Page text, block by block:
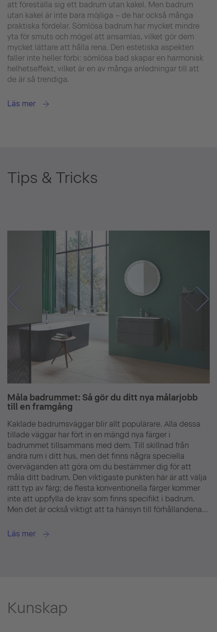
att föreställa sig ett badrum utan kakel. Men badrum
utan kakel är inte bara möjliga – de har också många
praktiska fördelar. Sömlösa badrum har mycket mindre
yta för smuts och mögel att ansamlas, vilket gör dem
mycket lättare att hålla rena. Den estetiska aspekten
faller inte heller förbi: sömlösa bad skapar en harmonisk
helhetseffekt, vilket är en av många anledningar till att
de är så trendiga.
Läs mer
Tips & Tricks
Måla badrummet: Så gör du ditt nya målarjobb
till en framgång
Kaklade badrumsväggar blir allt populärare. Alla dessa
tillade väggar har fört in en mängd nya färger i
badrummet tillsammans med dem. Till skillnad från
andra rum i ditt hus, men det finns några speciella
överväganden att göra om du bestämmer dig för att
måla ditt badrum. Den viktigaste punkten här är att välja
rätt typ av färg; de flesta konventionella färger kommer
inte att uppfylla de krav som finns specifikt i badrum.
Men det är också viktigt att ta hänsyn till förhållandena...
Läs mer
Kunskap